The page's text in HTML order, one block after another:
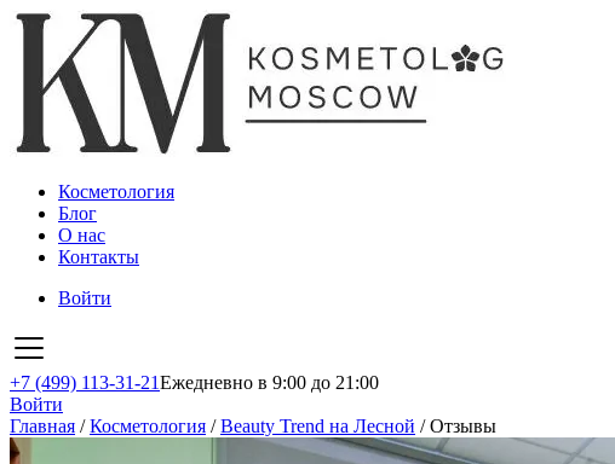
Косметология
Блог
О нас
Контакты
Войти
+7 (499) 113-31-21Ежедневно в 9:00 до 21:00
Войти
Главная /Косметология /Beauty Trend на Лесной /Отзывы